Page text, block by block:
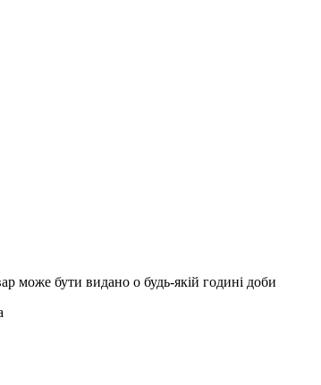
може бути видано о будь-якій годині доби